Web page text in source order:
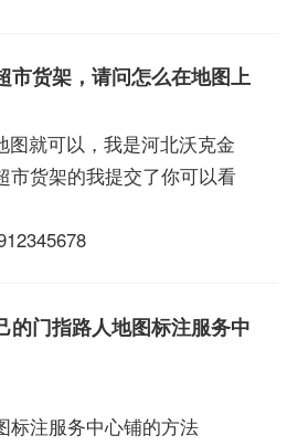
市货架，请问怎么在地图上
图就可以，我是河北沃克金
市货架的我提交了你可以看
的门指路人地图标注服务中
标注服务中心铺的方法